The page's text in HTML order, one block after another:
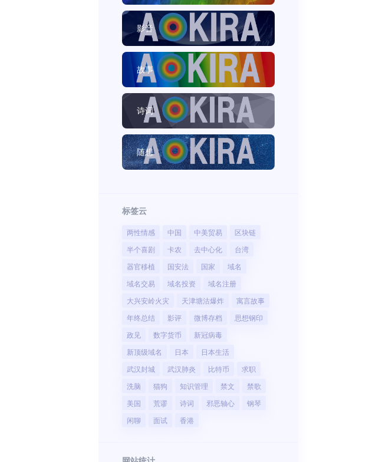
影音
故事
诗词
随想
标签云
两性情感 中国 中美贸易
区块链
半个喜剧
卡农 去中心化
台湾
器官移植
国安法 国家
域名
域名交易
域名投资
域名注册
大兴安岭火灾
天津塘沽爆炸
寓言故事
年终总结
影评 微博存档
思想钢印
政见
数字货币
新冠病毒
新顶级域名
日本
日本生活
武汉封城
武汉肺炎 比特币
求职
洗脑
猫狗 知识管理 禁文
禁歌
美国
荒谬 诗词 邪恶轴心
钢琴
闲聊
面试 香港